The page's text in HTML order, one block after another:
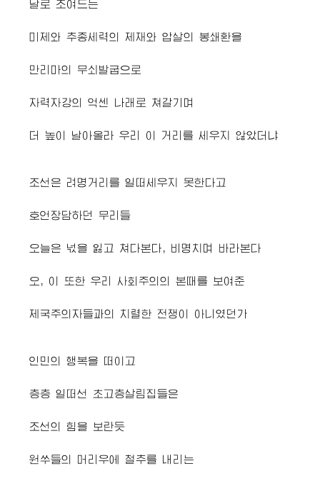
날로 조여드는
미제와 추종세력의 제재와 압살의 봉쇄환을
만리마의 무쇠발굽으로
자력자강의 억센 나래로 쳐갈기며
더 높이 날아올라 우리 이 거리를 세우지 않았더냐
조선은 려명거리를 일떠세우지 못한다고
호언장담하던 무리들
오늘은 넋을 잃고 쳐다본다, 비명치며 바라본다
오, 이 또한 우리 사회주의의 본때를 보여준
제국주의자들과의 치렬한 전쟁이 아니였던가
인민의 행복을 떠이고
층층 일떠선 초고층살림집들은
조선의 힘을 보란듯
원쑤들의 머리우에 철추를 내리는